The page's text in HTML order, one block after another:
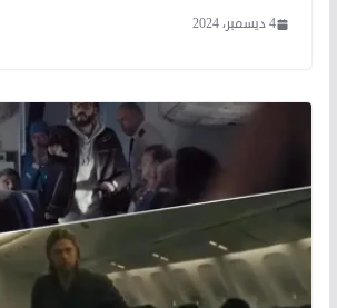
4 ديسمبر، 2024